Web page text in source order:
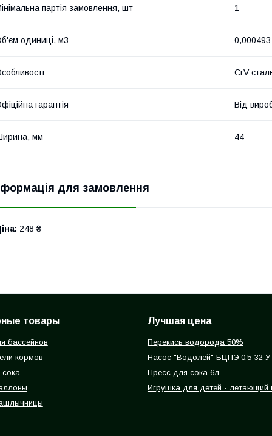
партія замовлення, шт 1
одиниці, м3 0,000493
CrV
гарантія Від
мм 44
для замовлення
248 ₴
товары
бассейнов
кормов
Лучшая цена
Перекись водорода 50%
Насос "Водолей" БЦПЭ 0,5-32 У
Пресс для сока 6л
Игрушка для детей - летающий